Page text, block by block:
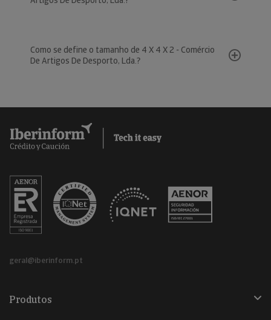
Como se define o tamanho de 4 X 4 X 2 - Comércio
De Artigos De Desporto, Lda.?
geral@iberinform.pt
Produtos